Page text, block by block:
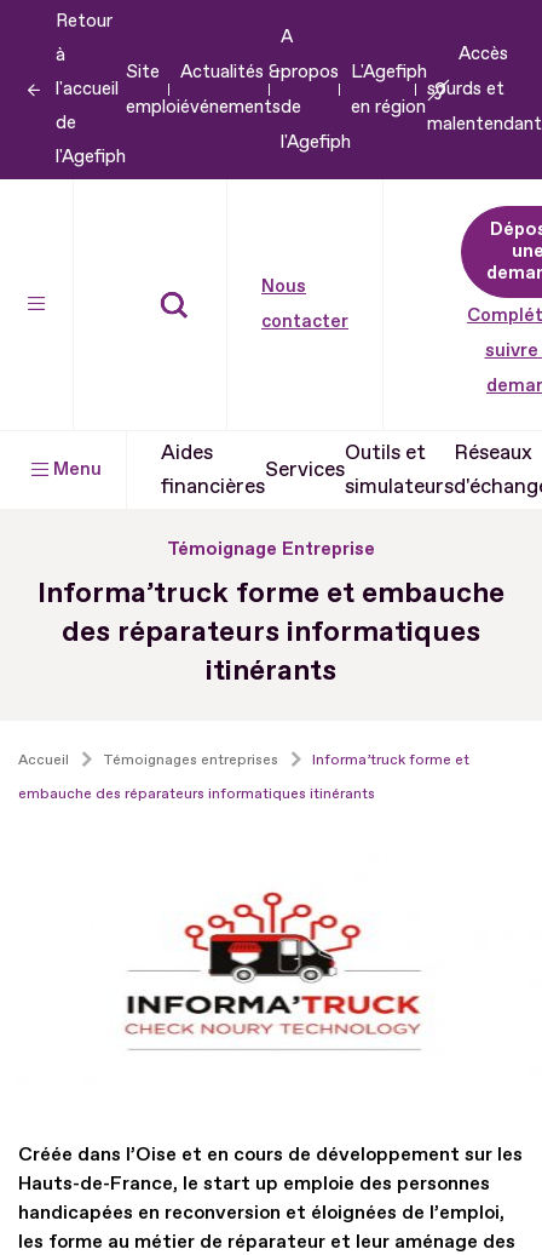
contenu
Retour
à
l'accueil
de
l'Agefiph
Site
emploi
Actualités &
événements
A
propos
de
l'Agefiph
L'Agefiph
en région
Accès
sourds et
Nous
contacter
suivre
Menu
Aides
financières
Services
Outils et
simulateurs
Réseaux
Témoignage Entreprise
Informa’truck forme et embauche
des réparateurs informatiques
itinérants
Accueil Témoignages entreprises
Informa’truck forme et
embauche des réparateurs informatiques itinérants
Créée dans l’Oise et en cours de développement sur les
Hauts-de-France, le start up emploie des personnes
handicapées en reconversion et éloignées de l’emploi,
les forme au métier de réparateur et leur aménage des